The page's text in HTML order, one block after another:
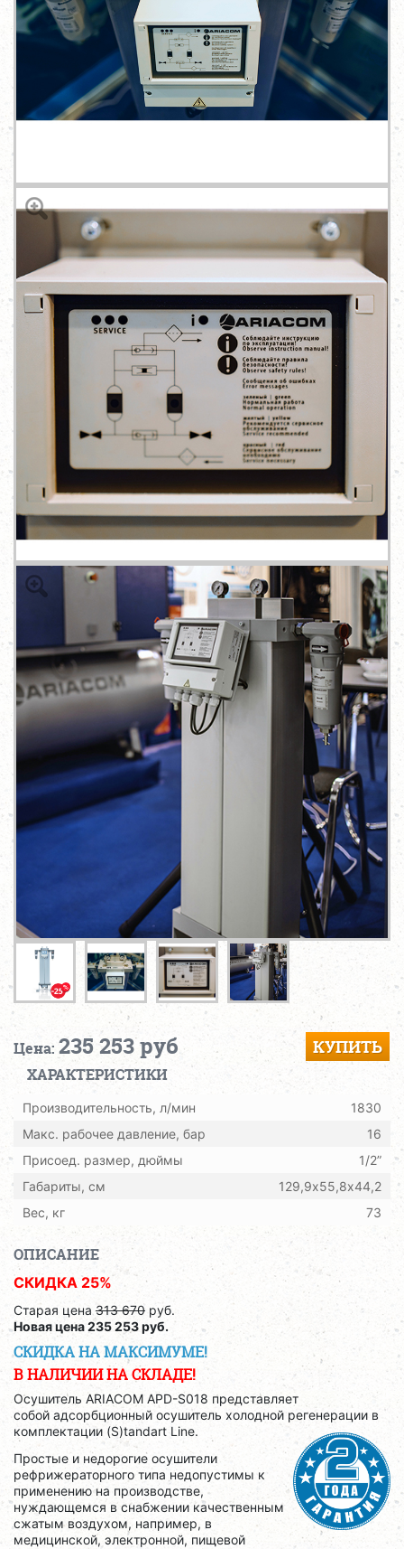
Цена: 235 253 руб КУПИТЬ
ХАРАКТЕРИСТИКИ
Производительность, л/мин
1830
Макс. рабочее давление, бар
16
Присоед. размер, дюймы
1/2”
Габариты, см
129,9х55,8х44,2
Вес, кг
73
ОПИСАНИЕ
СКИДКА 25%
Старая цена 313 670 руб.
Новая цена235 253руб.
СКИДКА НА МАКСИМУМЕ!
В НАЛИЧИИ НА СКЛАДЕ!
Осушитель ARIACOM APD-S018 представляет
собой адсорбционный осушитель холодной регенерации в
комплектации (S)tandart Line.
Простые и недорогие осушители
рефрижераторного типа недопустимы к
применению на производстве,
нуждающемся в снабжении качественным
сжатым воздухом, например, в
медицинской, электронной, пищевой